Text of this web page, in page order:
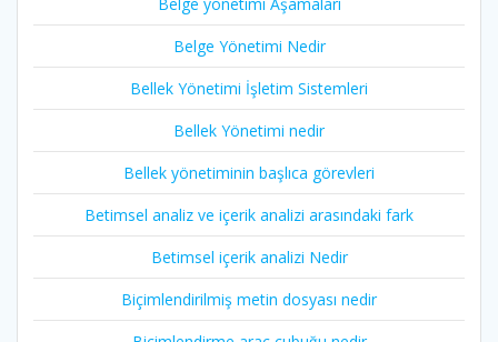
Belge Yönetimi Nedir
Bellek Yönetimi İşletim Sistemleri
Bellek Yönetimi nedir
Bellek yönetiminin başlıca görevleri
Betimsel analiz ve içerik analizi arasındaki fark
Betimsel içerik analizi Nedir
Biçimlendirilmiş metin dosyası nedir